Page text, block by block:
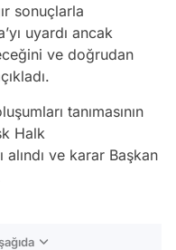
sonuçlarla
uyardı ancak
ve doğrudan
tanımasının
Halk
alındı ve karar Başkan